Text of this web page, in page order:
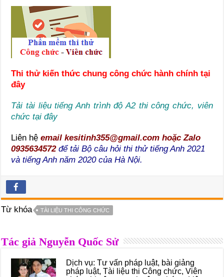
Thi thử kiến thức chung công chức hành chính tại
đây
Tải tài liệu tiếng Anh trình độ A2 thi công chức, viên
chức tại đây
Liên hệemail kesitinh355@gmail.com hoặc Zalo
0935634572để tải Bộ câu hỏi thi thử tiếng Anh 2021
và tiếng Anh năm 2020 của Hà Nội.
Từ khóa TÀI LIỆU THI CÔNG CHỨC
Tác giả Nguyễn Quốc Sử
Dịch vụ: Tư vấn pháp luật, bài giảng
pháp luật, Tài liệu thi Công chức, Viên